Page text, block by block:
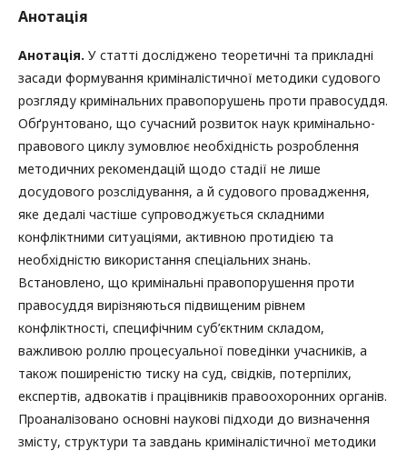
Анотація
Анотація. У статті досліджено теоретичні та прикладні
засади формування криміналістичної методики судового
розгляду кримінальних правопорушень проти правосуддя.
Обґрунтовано, що сучасний розвиток наук кримінально-
правового циклу зумовлює необхідність розроблення
методичних рекомендацій щодо стадії не лише
досудового розслідування, а й судового провадження,
яке дедалі частіше супроводжується складними
конфліктними ситуаціями, активною протидією та
необхідністю використання спеціальних знань.
Встановлено, що кримінальні правопорушення проти
правосуддя вирізняються підвищеним рівнем
конфліктності, специфічним суб’єктним складом,
важливою роллю процесуальної поведінки учасників, а
також поширеністю тиску на суд, свідків, потерпілих,
експертів, адвокатів і працівників правоохоронних органів.
Проаналізовано основні наукові підходи до визначення
змісту, структури та завдань криміналістичної методики